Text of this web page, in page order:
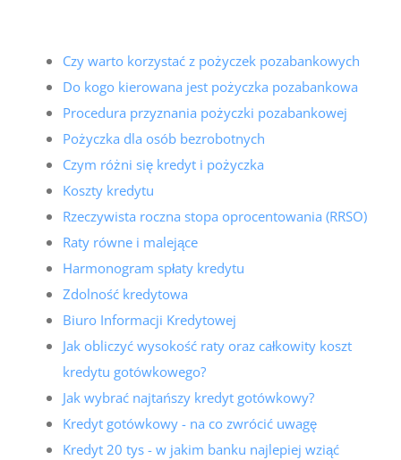
Czy warto korzystać z pożyczek pozabankowych
Do kogo kierowana jest pożyczka pozabankowa
Procedura przyznania pożyczki pozabankowej
Pożyczka dla osób bezrobotnych
Czym różni się kredyt i pożyczka
Koszty kredytu
Rzeczywista roczna stopa oprocentowania (RRSO)
Raty równe i malejące
Harmonogram spłaty kredytu
Zdolność kredytowa
Biuro Informacji Kredytowej
Jak obliczyć wysokość raty oraz całkowity koszt
kredytu gotówkowego?
Jak wybrać najtańszy kredyt gotówkowy?
Kredyt gotówkowy - na co zwrócić uwagę
Kredyt 20 tys - w jakim banku najlepiej wziąć